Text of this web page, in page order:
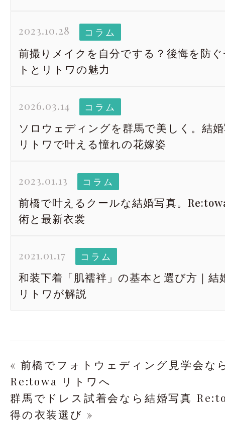
2023.10.28 コラム
前撮りメイクを自分でする？後悔を防
トとリトワの魅力
2026.03.14 コラム
ソロウェディングを群馬で美しく。結
リトワで叶える憧れの花嫁姿
2023.01.13 コラム
前橋で叶えるクールな結婚写真。
術と最新衣裳
2021.01.17 コラム
和装下着「肌襦袢」の基本と選び方｜結
リトワが解説
« 前橋でフォトウェディング見学会な
Re:towa リトワへ
群馬でドレス試着会なら結婚写真
得の衣装選び »